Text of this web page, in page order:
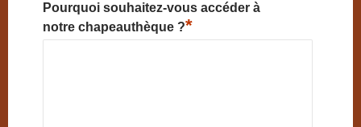
Pourquoi souhaitez-vous accéder à
notre chapeauthèque ?*